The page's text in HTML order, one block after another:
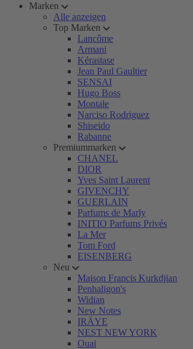
Marken
Alle anzeigen
Top Marken
Lancôme
Armani
Kérastase
Jean Paul Gaultier
SENSAI
Hugo Boss
Montale
Narciso Rodriguez
Shiseido
Rabanne
Premiummarken
CHANEL
DIOR
Yves Saint Laurent
GIVENCHY
GUERLAIN
Parfums de Marly
INITIO Parfums Privés
La Mer
Tom Ford
EISENBERG
Neu
Maison Francis Kurkdjian
Penhaligon's
Widian
New Notes
IRÄYE
NEST NEW YORK
Ouai